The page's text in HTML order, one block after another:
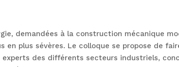
demandées à la construction mécanique
plus sévères. Le colloque se propose de
des différents secteurs industriels,